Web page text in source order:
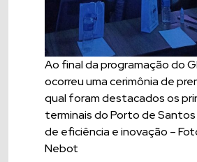
Ao final da programação do
ocorreu uma cerimônia de
qual foram destacados os
terminais do Porto de Santos
de eficiência e inovação –
Nebot